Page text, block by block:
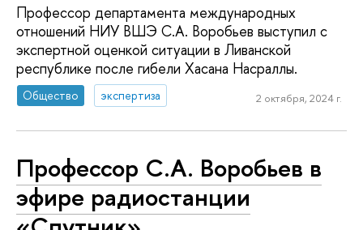
Профессор департамента международных
отношений НИУ ВШЭ С.А. Воробьев выступил с
экспертной оценкой ситуации в Ливанской
республике после гибели Хасана Насраллы.
Общество экспертиза 2 октября, 2024 г.
Профессор С.А. Воробьев в
эфире радиостанции